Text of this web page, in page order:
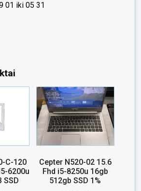
01 iki 05 31
C-120
6200u
SSD
Cepter N520-02 15.6
Fhd i5-8250u 16gb
512gb SSD 1%